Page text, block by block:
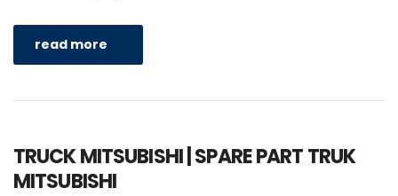
read more
TRUCK MITSUBISHI | SPARE PART TRUK
MITSUBISHI